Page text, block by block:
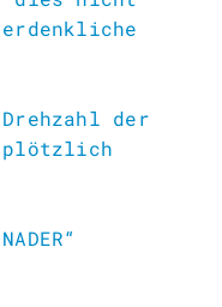
der
plötzlich